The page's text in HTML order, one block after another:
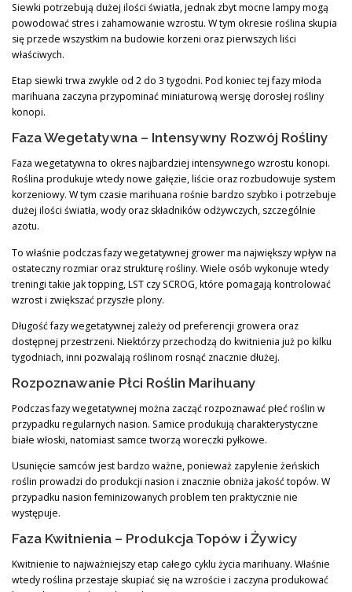
Siewki potrzebują dużej ilości światła, jednak zbyt mocne lampy mogą
powodować stres i zahamowanie wzrostu. W tym okresie roślina skupia
się przede wszystkim na budowie korzeni oraz pierwszych liści
właściwych.
Etap siewki trwa zwykle od 2 do 3 tygodni. Pod koniec tej fazy młoda
marihuana zaczyna przypominać miniaturową wersję dorosłej rośliny
konopi.
Faza Wegetatywna – Intensywny Rozwój Rośliny
Faza wegetatywna to okres najbardziej intensywnego wzrostu konopi.
Roślina produkuje wtedy nowe gałęzie, liście oraz rozbudowuje system
korzeniowy. W tym czasie marihuana rośnie bardzo szybko i potrzebuje
dużej ilości światła, wody oraz składników odżywczych, szczególnie
azotu.
To właśnie podczas fazy wegetatywnej grower ma największy wpływ na
ostateczny rozmiar oraz strukturę rośliny. Wiele osób wykonuje wtedy
treningi takie jak topping, LST czy SCROG, które pomagają kontrolować
wzrost i zwiększać przyszłe plony.
Długość fazy wegetatywnej zależy od preferencji growera oraz
dostępnej przestrzeni. Niektórzy przechodzą do kwitnienia już po kilku
tygodniach, inni pozwalają roślinom rosnąć znacznie dłużej.
Rozpoznawanie Płci Roślin Marihuany
Podczas fazy wegetatywnej można zacząć rozpoznawać płeć roślin w
przypadku regularnych nasion. Samice produkują charakterystyczne
białe włoski, natomiast samce tworzą woreczki pyłkowe.
Usunięcie samców jest bardzo ważne, ponieważ zapylenie żeńskich
roślin prowadzi do produkcji nasion i znacznie obniża jakość topów. W
przypadku nasion feminizowanych problem ten praktycznie nie
występuje.
Faza Kwitnienia – Produkcja Topów i Żywicy
Kwitnienie to najważniejszy etap całego cyklu życia marihuany. Właśnie
wtedy roślina przestaje skupiać się na wzroście i zaczyna produkować